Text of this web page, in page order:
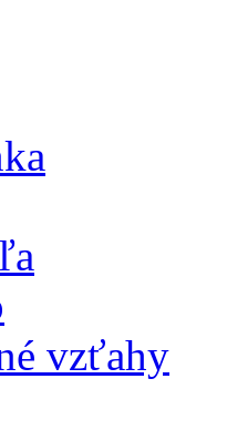
vzťahy